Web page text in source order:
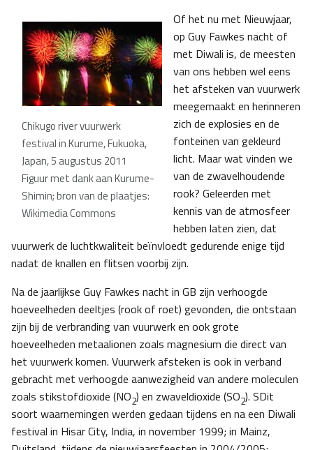
Chikugo river vuurwerk
festival in Kurume, Fukuoka,
Japan, 5 augustus 2011
Figuur met dank aan Kurume-
Shimin; bron van de plaatjes:
Wikimedia Commons
Of het nu met Nieuwjaar,
op Guy Fawkes nacht of
met Diwali is, de meesten
van ons hebben wel eens
het afsteken van vuurwerk
meegemaakt en herinneren
zich de explosies en de
fonteinen van gekleurd
licht. Maar wat vinden we
van de zwavelhoudende
rook? Geleerden met
kennis van de atmosfeer
hebben laten zien, dat
vuurwerk de luchtkwaliteit beïnvloedt gedurende enige tijd
nadat de knallen en flitsen voorbij zijn.
Na de jaarlijkse Guy Fawkes nacht in GB zijn verhoogde
hoeveelheden deeltjes (rook of roet) gevonden, die ontstaan
zijn bij de verbranding van vuurwerk en ook grote
hoeveelheden metaalionen zoals magnesium die direct van
het vuurwerk komen. Vuurwerk afsteken is ook in verband
gebracht met verhoogde aanwezigheid van andere moleculen
zoals stikstofdioxide (NO2) en zwaveldioxide (SO2). SDit
soort waarnemingen werden gedaan tijdens en na een Diwali
festival in Hisar City, India, in november 1999; in Mainz,